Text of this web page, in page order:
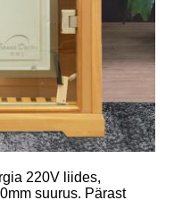
220V liides,
suurus. Pärast